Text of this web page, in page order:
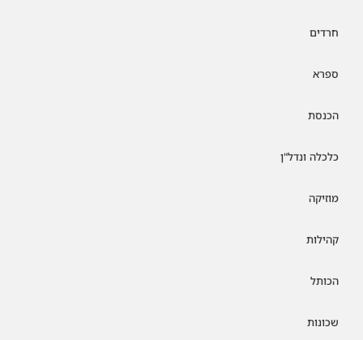
חרדים
ספרא
הכנסת
כלכלה ונדל"ן
מוזיקה
קהילות
הכותל
שכונות